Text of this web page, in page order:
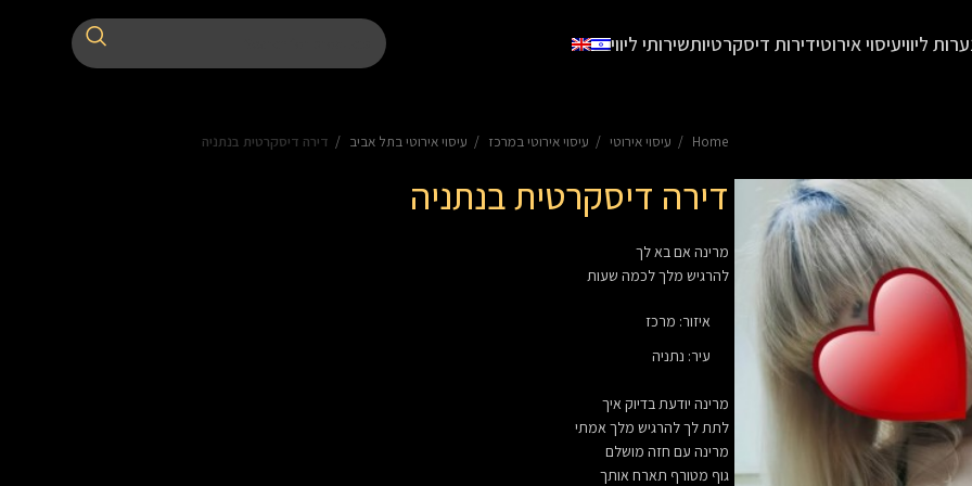
ליוויעיסוי אירוטידירות דיסקרטיותשירותי ליווי
Home עיסוי אירוטי עיסוי אירוטי במרכז עיסוי אירוטי בתל אביב דירה דיסקרטית בנתניה
דירה דיסקרטית בנתניה
מרינה אם בא לך
להרגיש מלך לכמה שעות
איזור: מרכז
עיר: נתניה
מרינה יודעת בדיוק איך
לתת לך להרגיש מלך אמתי
מרינה עם חזה מושלם
גוף מטורף תארח אותך